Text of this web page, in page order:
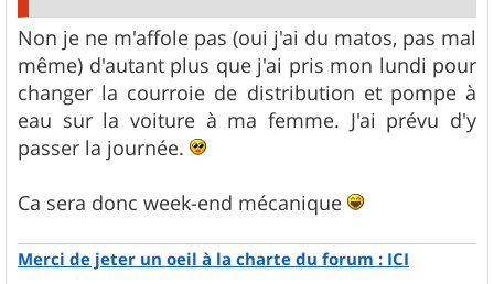
Non je ne m'affole pas (oui j'ai du matos, pas mal
même) d'autant plus que j'ai pris mon lundi pour
changer la courroie de distribution et pompe à
eau sur la voiture à ma femme. J'ai prévu d'y
passer la journée.
Ca sera donc week-end mécanique
Merci de jeter un oeil à la charte du forum : ICI